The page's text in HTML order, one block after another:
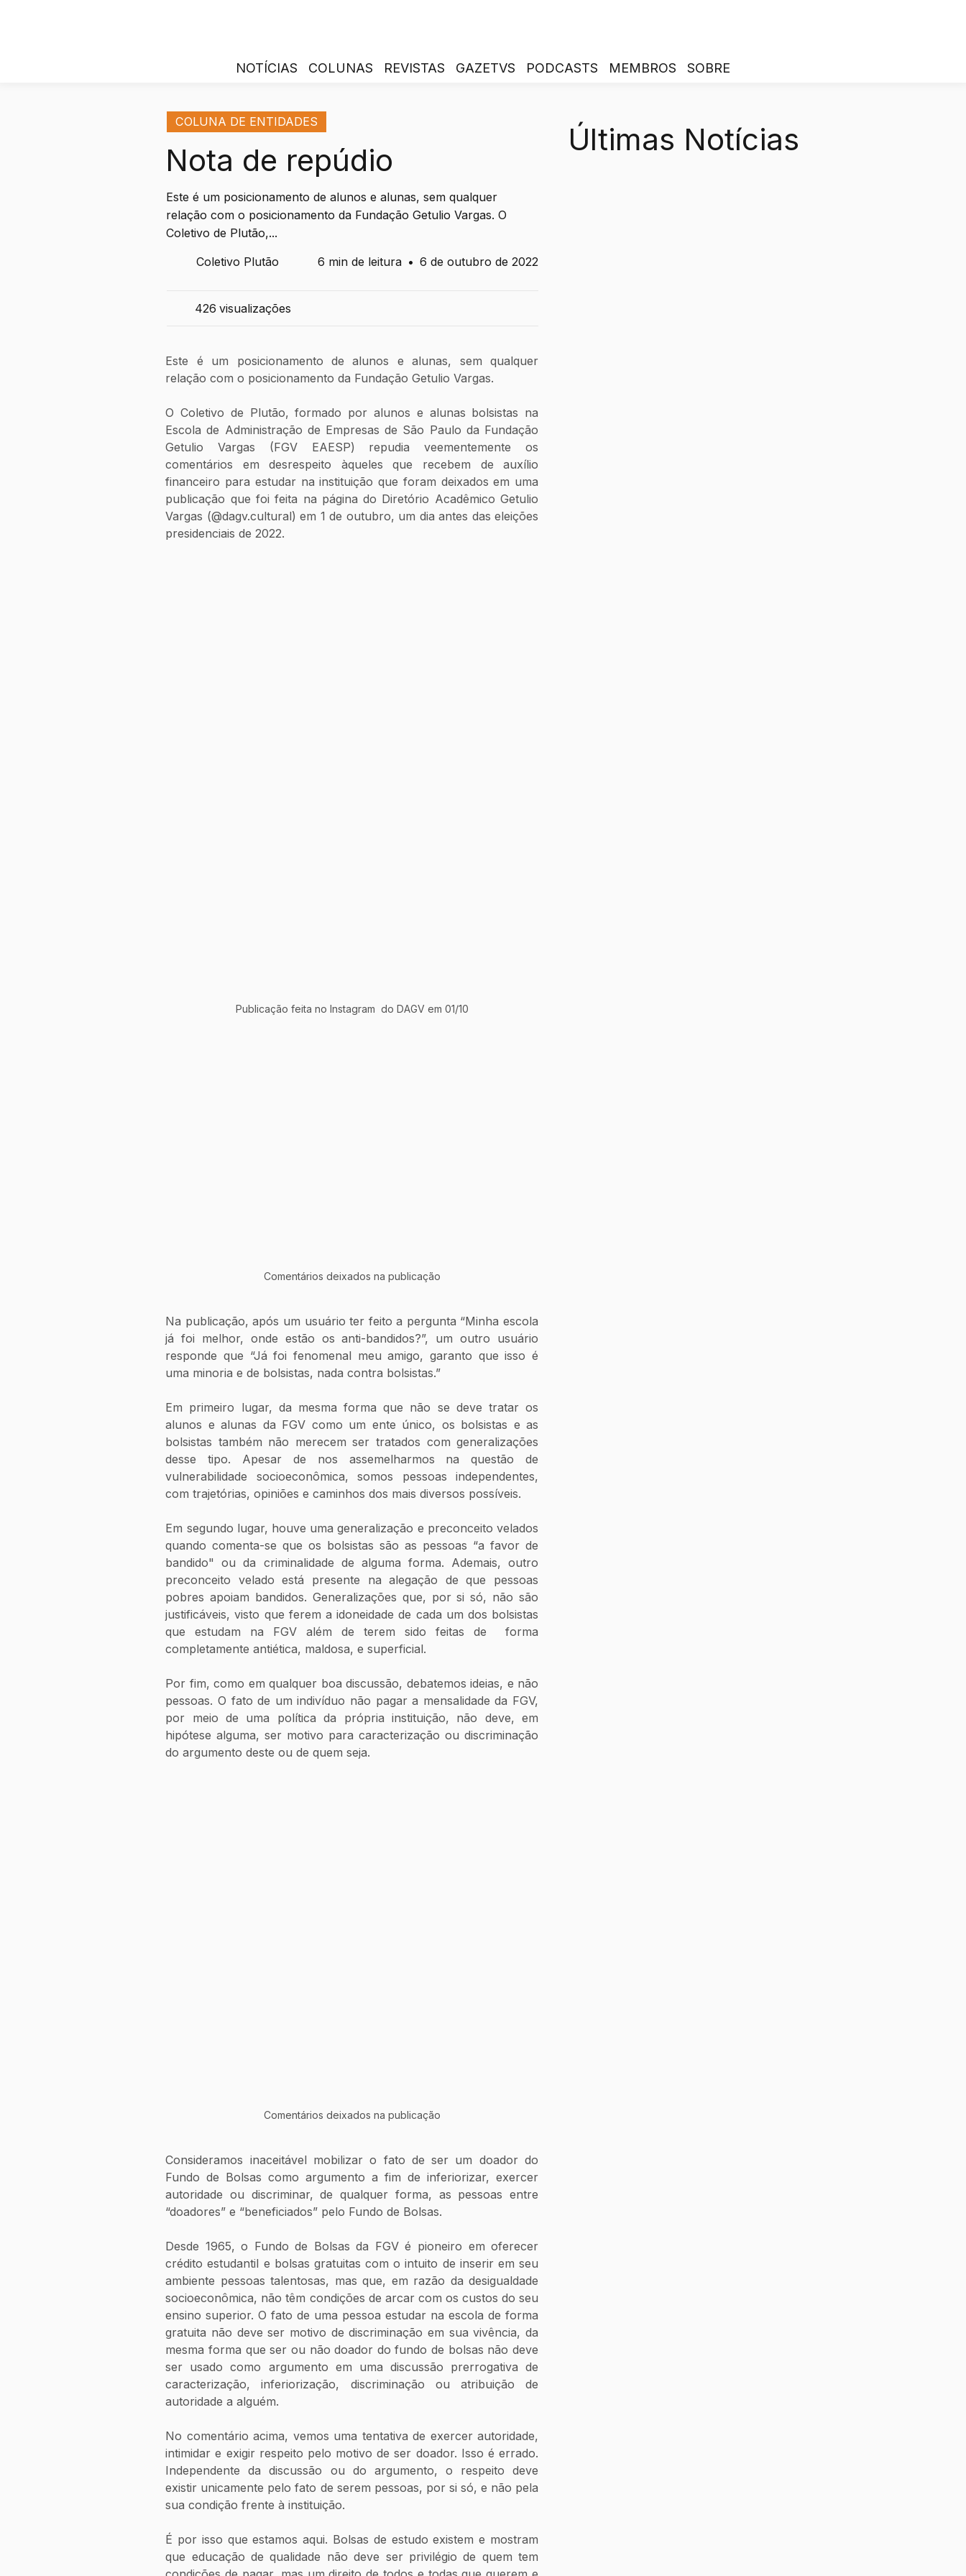
NOTÍCIAS COLUNAS REVISTAS GAZETVS PODCASTS MEMBROS SOBRE
COLUNA DE ENTIDADES
Nota de repúdio
Este é um posicionamento de alunos e alunas, sem qualquer
relação com o posicionamento da Fundação Getulio Vargas. O
Coletivo de Plutão,...
Coletivo Plutão
6 min de leitura • 6 de outubro de 2022
426 visualizações
Este é um posicionamento de alunos e alunas, sem qualquer
relação com o posicionamento da Fundação Getulio Vargas.
O Coletivo de Plutão, formado por alunos e alunas bolsistas na
Escola de Administração de Empresas de São Paulo da Fundação
Getulio Vargas (FGV EAESP) repudia veementemente os
comentários em desrespeito àqueles que recebem de auxílio
financeiro para estudar na instituição que foram deixados em uma
publicação que foi feita na página do Diretório Acadêmico Getulio
Vargas (@dagv.cultural) em 1 de outubro, um dia antes das eleições
presidenciais de 2022.
Publicação feita no Instagram  do DAGV em 01/10
Comentários deixados na publicação
Na publicação, após um usuário ter feito a pergunta “Minha escola
já foi melhor, onde estão os anti-bandidos?”, um outro usuário
responde que “Já foi fenomenal meu amigo, garanto que isso é
uma minoria e de bolsistas, nada contra bolsistas.”
Em primeiro lugar, da mesma forma que não se deve tratar os
alunos e alunas da FGV como um ente único, os bolsistas e as
bolsistas também não merecem ser tratados com generalizações
desse tipo. Apesar de nos assemelharmos na questão de
vulnerabilidade socioeconômica, somos pessoas independentes,
com trajetórias, opiniões e caminhos dos mais diversos possíveis.
Em segundo lugar, houve uma generalização e preconceito velados
quando comenta-se que os bolsistas são as pessoas “a favor de
bandido" ou da criminalidade de alguma forma. Ademais, outro
preconceito velado está presente na alegação de que pessoas
pobres apoiam bandidos. Generalizações que, por si só, não são
justificáveis, visto que ferem a idoneidade de cada um dos bolsistas
que estudam na FGV além de terem sido feitas de  forma
completamente antiética, maldosa, e superficial.
Por fim, como em qualquer boa discussão, debatemos ideias, e não
pessoas. O fato de um indivíduo não pagar a mensalidade da FGV,
por meio de uma política da própria instituição, não deve, em
hipótese alguma, ser motivo para caracterização ou discriminação
do argumento deste ou de quem seja.
Comentários deixados na publicação
Consideramos inaceitável mobilizar o fato de ser um doador do
Fundo de Bolsas como argumento a fim de inferiorizar, exercer
autoridade ou discriminar, de qualquer forma, as pessoas entre
“doadores” e “beneficiados” pelo Fundo de Bolsas.
Desde 1965, o Fundo de Bolsas da FGV é pioneiro em oferecer
crédito estudantil e bolsas gratuitas com o intuito de inserir em seu
ambiente pessoas talentosas, mas que, em razão da desigualdade
socioeconômica, não têm condições de arcar com os custos do seu
ensino superior. O fato de uma pessoa estudar na escola de forma
gratuita não deve ser motivo de discriminação em sua vivência, da
mesma forma que ser ou não doador do fundo de bolsas não deve
ser usado como argumento em uma discussão prerrogativa de
caracterização, inferiorização, discriminação ou atribuição de
autoridade a alguém.
No comentário acima, vemos uma tentativa de exercer autoridade,
intimidar e exigir respeito pelo motivo de ser doador. Isso é errado.
Independente da discussão ou do argumento, o respeito deve
existir unicamente pelo fato de serem pessoas, por si só, e não pela
sua condição frente à instituição.
É por isso que estamos aqui. Bolsas de estudo existem e mostram
que educação de qualidade não deve ser privilégio de quem tem
Últimas Notícias